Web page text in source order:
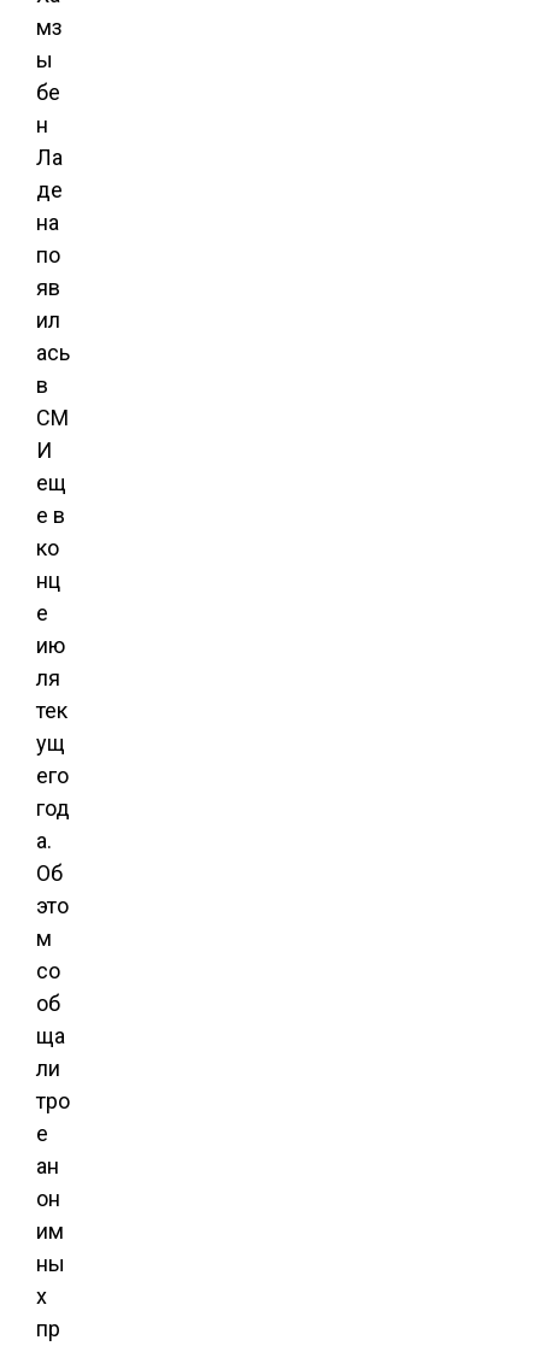
мз
ы
бе
н
Ла
де
на
по
яв
ил
ась
в
СМ
И
ещ
е в
ко
нц
е
ию
ля
тек
ущ
его
год
а.
Об
это
м
со
об
ща
ли
тро
е
ан
он
им
ны
х
пр